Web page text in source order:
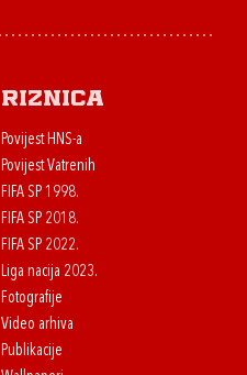
Riznica
Povijest HNS-a
Povijest Vatrenih
FIFA SP 1998.
FIFA SP 2018.
FIFA SP 2022.
Liga nacija 2023.
Fotografije
Video arhiva
Publikacije